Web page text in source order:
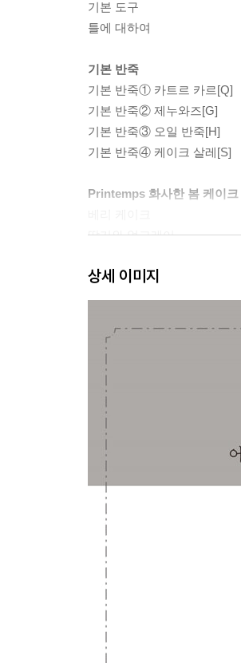
기본 도구
틀에 대하여
기본 반죽
기본 반죽① 카트르 카르[Q]
기본 반죽② 제누와즈[G]
기본 반죽③ 오일 반죽[H]
기본 반죽④ 케이크 살레[S]
Printemps 화사한 봄 케이크
딸기와 얼그레이
빅토리아 케이크
오렌지 필과 커피[G]
아메리칸 체리[Q]
봄의 티타임
말차와 레몬 필[Q]
호지차[G]
벚꽃과 매실
벚꽃과 크랜베리[Q]
매실주[Q]
봄의 케이크 살레
완두콩과 셰브르 치즈[S]
메추리알, 누에콩, 파프리카[S]
상세 이미지